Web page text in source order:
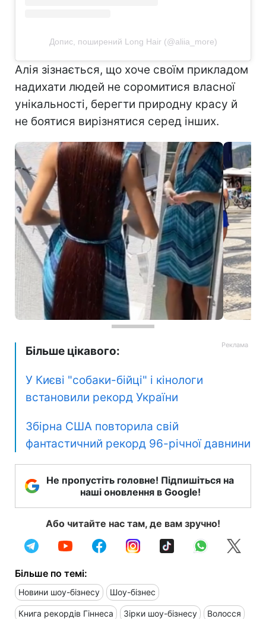
Допис, поширений Long Hair (@aliia_more)
Алія зізнається, що хоче своїм прикладом
надихати людей не соромитися власної
унікальності, берегти природну красу й
не боятися вирізнятися серед інших.
Більше цікавого:
У Києві "собаки-бійці" і кінологи
встановили рекорд України
Збірна США повторила свій
фантастичний рекорд 96-річної давнини
Не пропустіть головне! Підпишіться на
наші оновлення в Google!
Або читайте нас там, де вам зручно!
Більше по темі:
Новини шоу-бізнесу Шоу-бізнес
Книга рекордів Гіннеса Зірки шоу-бізнесу Волосся